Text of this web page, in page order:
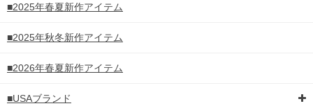
■2025年春夏新作アイテム
■2025年秋冬新作アイテム
■2026年春夏新作アイテム
■USAブランド